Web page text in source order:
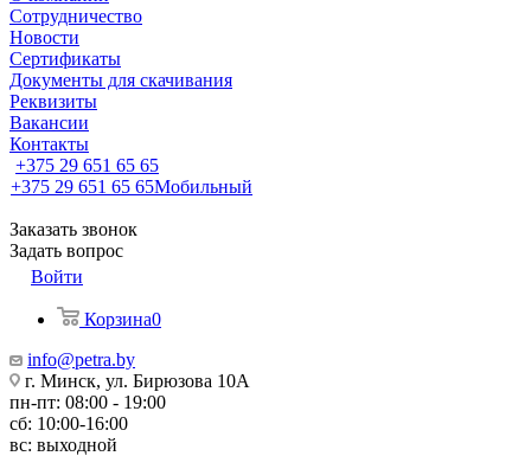
Сотрудничество
Новости
Сертификаты
Документы для скачивания
Реквизиты
Вакансии
Контакты
+375 29 651 65 65
+375 29 651 65 65Мобильный
Заказать звонок
Задать вопрос
Войти
Корзина0
info@petra.by
г. Минск, ул. Бирюзова 10А
пн-пт: 08:00 - 19:00
сб: 10:00-16:00
вс: выходной